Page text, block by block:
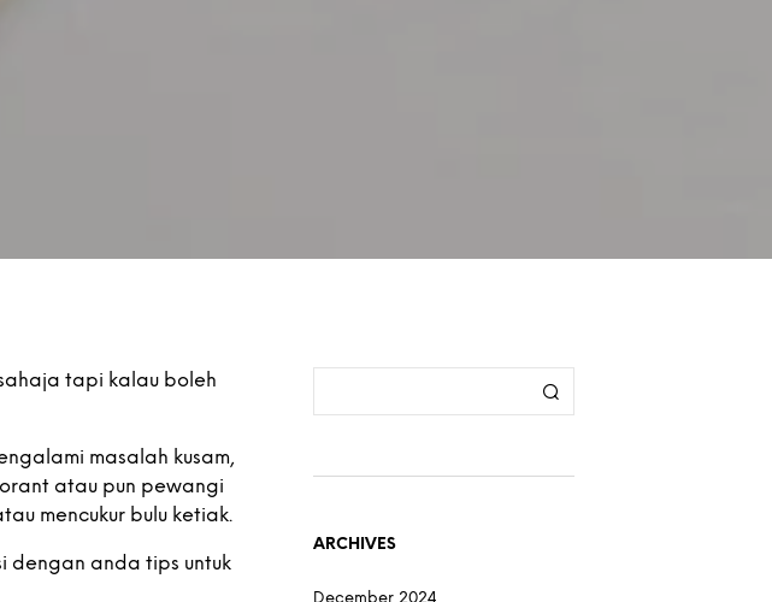
tapi kalau boleh
masalah kusam,
atau pun pewangi
mencukur bulu ketiak.
dengan anda tips untuk
ARCHIVES
December 2024